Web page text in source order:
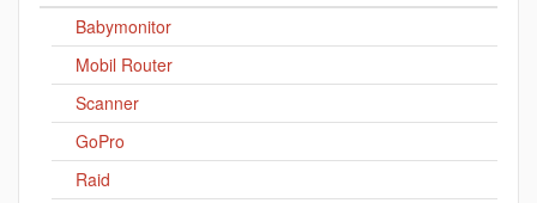
Babymonitor
Mobil Router
Scanner
GoPro
Raid